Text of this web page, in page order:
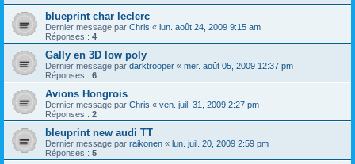
blueprint char leclerc
Dernier message par Chris « lun. août 24, 2009 9:15 am
Réponses : 4
Gally en 3D low poly
Dernier message par darktrooper « mer. août 05, 2009 12:37 pm
Réponses : 6
Avions Hongrois
Dernier message par Chris « ven. juil. 31, 2009 2:27 pm
Réponses : 2
bleuprint new audi TT
Dernier message par raikonen « lun. juil. 20, 2009 2:59 pm
Réponses : 5